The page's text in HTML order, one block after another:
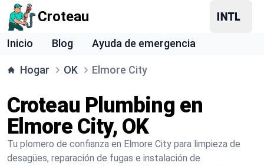
Croteau
Inicio Blog Ayuda de emergencia
Hogar OK Elmore City
Croteau Plumbing en
Elmore City, OK
Tu plomero de confianza en Elmore City para limpieza de
desagües, reparación de fugas e instalación de